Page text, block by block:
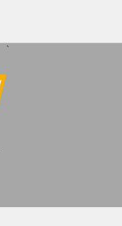
`